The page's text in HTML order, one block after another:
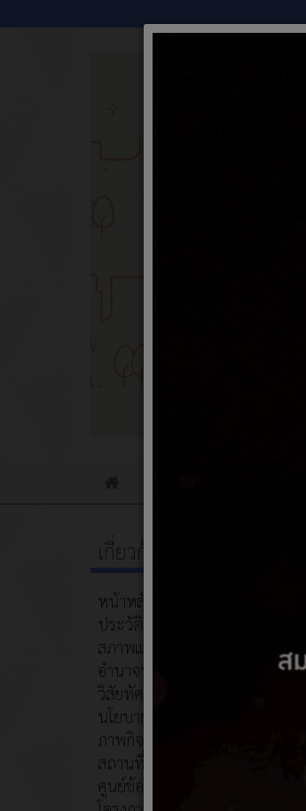
เกี่ยวกับหน่วยงาน
หน้าหลัก
ประวัติความเป็นมา
สภาพและข้อมูลพื้นฐาน
อำนาจหน้าที่
วิสัยทัศน์/พันธกิจ
นโยบายการบริหารงาน
ภาพกิจกรรม
สถานที่ท่องเที่ยว
ศูนย์ข้อมูลสำหรับนักท่องเที่ยว